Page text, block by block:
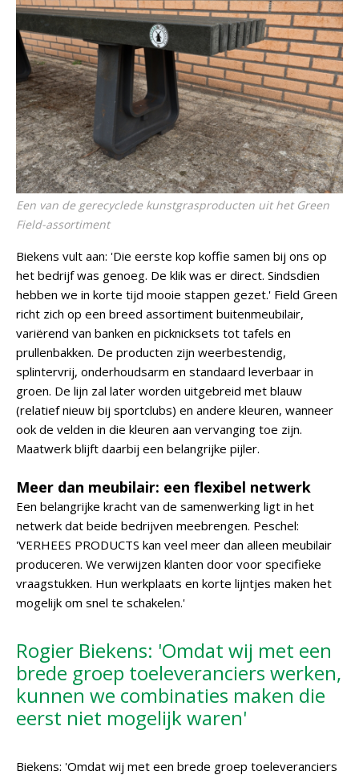
Een van de gerecyclede kunstgrasproducten uit het Green
Field-assortiment
Biekens vult aan: 'Die eerste kop koffie samen bij ons op
het bedrijf was genoeg. De klik was er direct. Sindsdien
hebben we in korte tijd mooie stappen gezet.' Field Green
richt zich op een breed assortiment buitenmeubilair,
variërend van banken en picknicksets tot tafels en
prullenbakken. De producten zijn weerbestendig,
splintervrij, onderhoudsarm en standaard leverbaar in
groen. De lijn zal later worden uitgebreid met blauw
(relatief nieuw bij sportclubs) en andere kleuren, wanneer
ook de velden in die kleuren aan vervanging toe zijn.
Maatwerk blijft daarbij een belangrijke pijler.
Meer dan meubilair: een flexibel netwerk
Een belangrijke kracht van de samenwerking ligt in het
netwerk dat beide bedrijven meebrengen. Peschel:
'VERHEES PRODUCTS kan veel meer dan alleen meubilair
produceren. We verwijzen klanten door voor specifieke
vraagstukken. Hun werkplaats en korte lijntjes maken het
mogelijk om snel te schakelen.'
Rogier Biekens: 'Omdat wij met een
brede groep toeleveranciers werken,
kunnen we combinaties maken die
eerst niet mogelijk waren'
Biekens: 'Omdat wij met een brede groep toeleveranciers